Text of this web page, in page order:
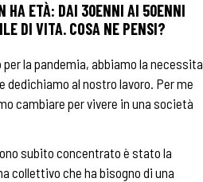
HA ETÀ: DAI 30ENNI AI 50ENNI
DI VITA. COSA NE PENSI?
la pandemia, abbiamo la necessita
dedichiamo al nostro lavoro. Per me
cambiare per vivere in una società
subito concentrato è stato la
collettivo che ha bisogno di una